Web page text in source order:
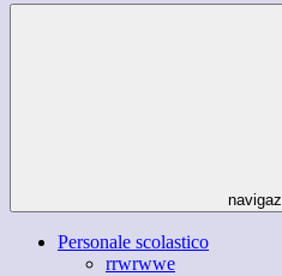
Personale scolastico
rrwrwwe